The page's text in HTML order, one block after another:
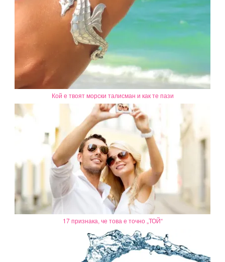
Кой е твоят морски талисман и как те пази
17 признака, че това е точно „ТОЙ“